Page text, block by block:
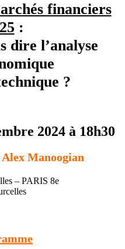
financiers
:
dire l’analyse
?
2024 à 18h30
Manoogian
– PARIS 8e